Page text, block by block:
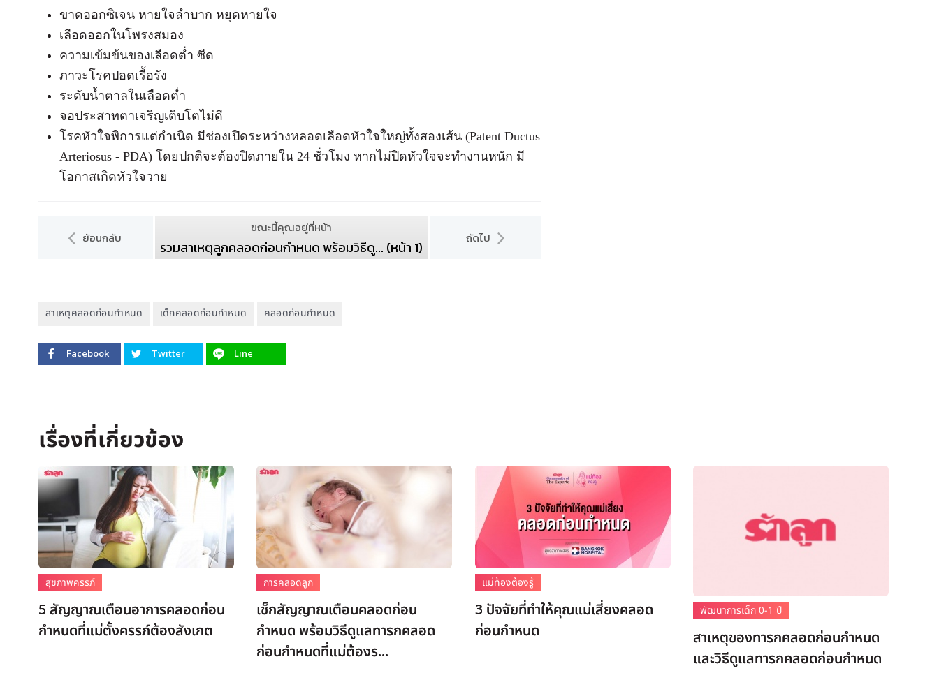
ขาดออกซิเจน หายใจลำบาก หยุดหายใจ
เลือดออกในโพรงสมอง
ความเข้มข้นของเลือดต่ำ ซีด
ภาวะโรคปอดเรื้อรัง
ระดับน้ำตาลในเลือดต่ำ
จอประสาทตาเจริญเติบโตไม่ดี
โรคหัวใจพิการแต่กำเนิด มีช่องเปิดระหว่างหลอดเลือดหัวใจใหญ่ทั้งสองเส้น (Patent Ductus
Arteriosus - PDA) โดยปกติจะต้องปิดภายใน 24 ชั่วโมง หากไม่ปิดหัวใจจะทำงานหนัก มี
โอกาสเกิดหัวใจวาย
ย้อนกลับ
ขณะนี้คุณอยู่ที่หน้า
รวมสาเหตุลูกคลอดก่อนกำหนด พร้อมวิธีดู... (หน้า 1)
ถัดไป
สาเหตุคลอดก่อนกำหนด เด็กคลอดก่อนกำหนด คลอดก่อนกำหนด
Facebook Twitter Line
สุขภาพครรภ์
5 สัญญาณเตือนอาการคลอดก่อน
กำหนดที่แม่ตั้งครรภ์ต้องสังเกต
การคลอดลูก
เช็กสัญญาณเตือนคลอดก่อน
กำหนด พร้อมวิธีดูแลทารกคลอด
ก่อนกำหนดที่แม่ต้องร...
แม่ท้องต้องรู้
3 ปัจจัยที่ทำให้คุณแม่เสี่ยงคลอด
ก่อนกำหนด
พัฒนาการเด็ก 0-1 ปี
สาเหตุของทารกคลอดก่อนกำหนด
และวิธีดูแลทารกคลอดก่อนกำหนด